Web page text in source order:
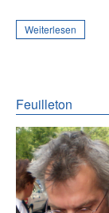
Weiterlesen
Feuilleton